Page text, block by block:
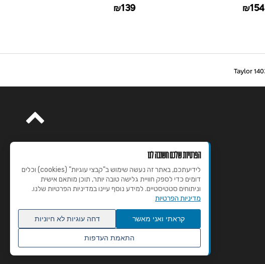
PW-AGL-15
₪154
AGL-10
₪139
הפרטיות שלכם חשובה לנו
לידיעתכם, באתר זה נעשה שימוש ב"קבצי עוגיות" (cookies) וכלים
דומים כדי לספק חוויית גלישה טובה יותר, תוכן מותאם אישית
וניתוחים סטטיסטיים. למידע נוסף עיינו במדיניות הפרטיות שלנו.
מדיניות הפרטיות
קראתי ואני מאשר דחה עוגיות לא חיוניות
התאמת העדפות